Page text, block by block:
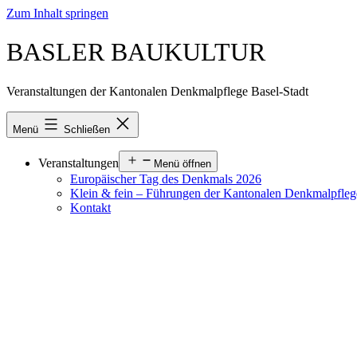
Zum Inhalt springen
BASLER BAUKULTUR
Veranstaltungen der Kantonalen Denkmalpflege Basel-Stadt
Menü Schließen
Veranstaltungen Menü öffnen
Europäischer Tag des Denkmals 2026
Klein & fein – Führungen der Kantonalen
Kontakt